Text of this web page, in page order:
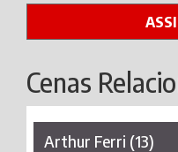
Cenas
Arthur Ferri (13)